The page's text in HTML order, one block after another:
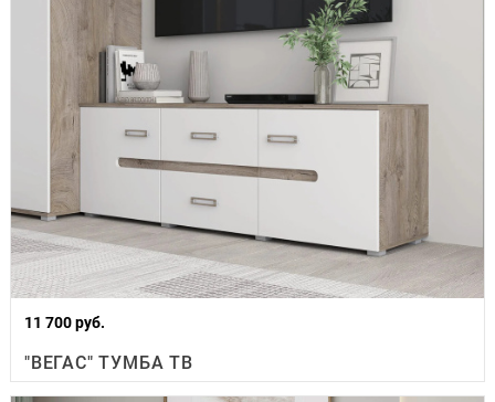
11 700 руб.
"ВЕГАС" ТУМБА ТВ